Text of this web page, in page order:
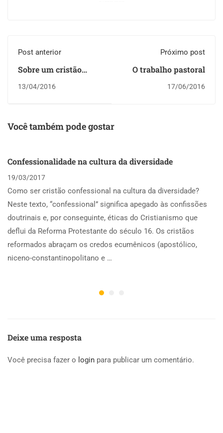
Post anterior
Sobre um cristão
13/04/2016
Próximo post
O trabalho pastoral
17/06/2016
Você também pode gostar
Confessionalidade na cultura da diversidade
19/03/2017
Como ser cristão confessional na cultura da diversidade?
Neste texto, “confessional” significa apegado às confissões
doutrinais e, por conseguinte, éticas do Cristianismo que
deflui da Reforma Protestante do século 16. Os cristãos
reformados abraçam os credos ecumênicos (apostólico,
niceno-constantinopolitano e …
Deixe uma resposta
Você precisa fazer o login para publicar um comentário.